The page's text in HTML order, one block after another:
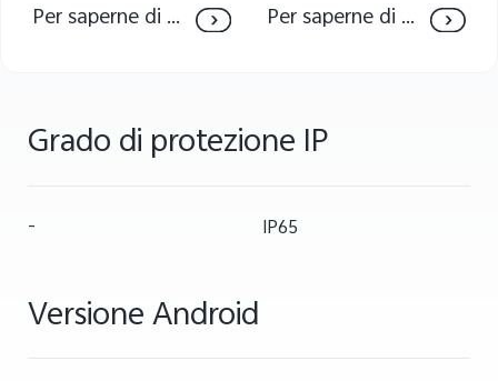
Per saperne di più Per saperne di più
Grado di protezione IP
- IP65
Versione Android